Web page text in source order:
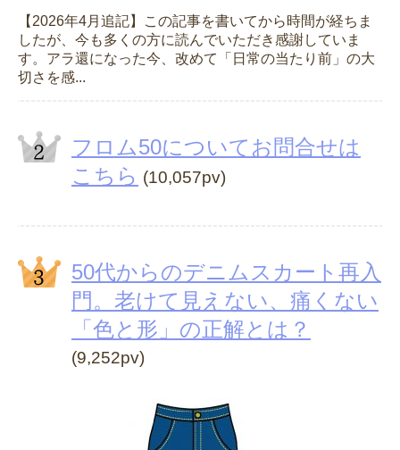
【2026年4月追記】この記事を書いてから時間が経ちま
したが、今も多くの方に読んでいただき感謝していま
す。アラ還になった今、改めて「日常の当たり前」の大
切さを感...
フロム50についてお問合せは
こちら (10,057pv)
50代からのデニムスカート再入
門。老けて見えない、痛くない
「色と形」の正解とは？
(9,252pv)